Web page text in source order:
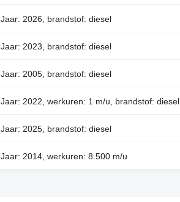
Jaar: 2026, brandstof: diesel
Jaar: 2023, brandstof: diesel
Jaar: 2005, brandstof: diesel
Jaar: 2022, werkuren: 1 m/u, brandstof: diesel
Jaar: 2025, brandstof: diesel
Jaar: 2014, werkuren: 8.500 m/u